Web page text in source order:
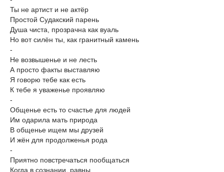
Ты не артист и не актёр
Простой Судакский парень
Душа чиста, прозрачна как вуаль
Но вот силён ты, как гранитный камень
-
Не возвышенье и не лесть
А просто факты выставляю
Я говорю тебе как есть
К тебе я уваженье проявляю
-
Общенье есть то счастье для людей
Им одарила мать природа
В общенье ищем мы друзей
И жён для продолженья рода
-
Приятно повстречаться пообщаться
Когда в сознании, равны